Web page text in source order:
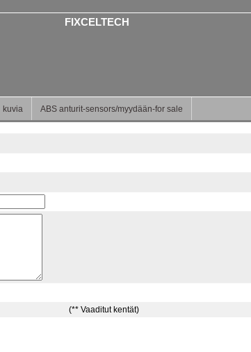
FIXCELTECH
kuvia ABS anturit-sensors/myydään-for sale
(** Vaaditut kentät)